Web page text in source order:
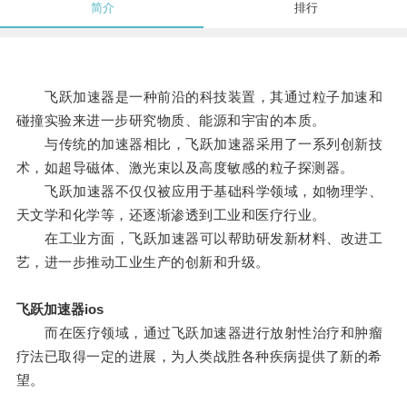
简介 排行
飞跃加速器是一种前沿的科技装置，其通过粒子加速和
碰撞实验来进一步研究物质、能源和宇宙的本质。
与传统的加速器相比，飞跃加速器采用了一系列创新技
术，如超导磁体、激光束以及高度敏感的粒子探测器。
飞跃加速器不仅仅被应用于基础科学领域，如物理学、
天文学和化学等，还逐渐渗透到工业和医疗行业。
在工业方面，飞跃加速器可以帮助研发新材料、改进工
艺，进一步推动工业生产的创新和升级。
飞跃加速器ios
而在医疗领域，通过飞跃加速器进行放射性治疗和肿瘤
疗法已取得一定的进展，为人类战胜各种疾病提供了新的希
望。